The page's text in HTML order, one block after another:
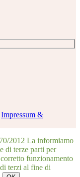
Impressum &
2012 La informiamo
di terze parti per
funzionamento
terzi al fine di